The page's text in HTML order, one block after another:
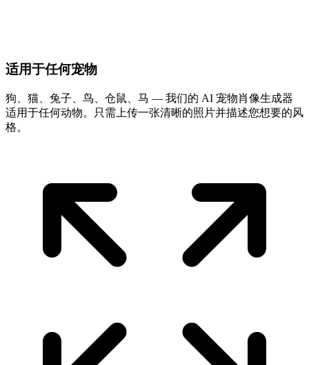
适用于任何宠物
狗、猫、兔子、鸟、仓鼠、马 — 我们的 AI 宠物肖像生成器
适用于任何动物。只需上传一张清晰的照片并描述您想要的风
格。